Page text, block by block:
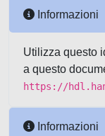
Informazioni
Utilizza questo
a questo
https://
Informazioni